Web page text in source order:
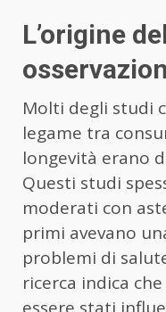
L’origine
Molti degli studi
legame tra
longevità erano
Questi studi
moderati con
primi avevano
problemi di
ricerca indica